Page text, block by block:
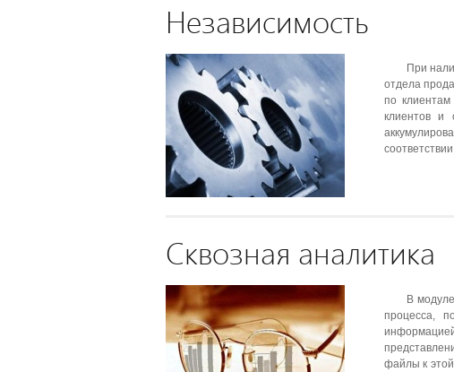
Независимость
При
отдела
по клиентам
клиентов и
Сквозная аналитика
В
процесса,
файлы к этой